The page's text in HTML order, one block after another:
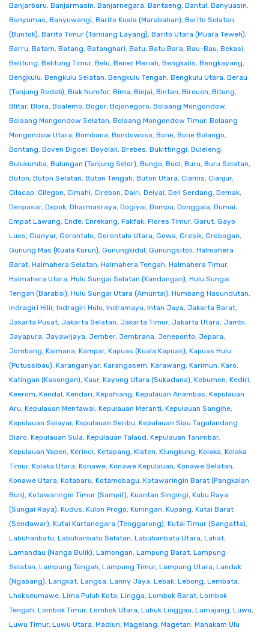
Banjarbaru, Banjarmasin, Banjarnegara, Bantaeng, Bantul, Banyuasin,
Banyumas, Banyuwangi, Barito Kuala (Marabahan), Barito Selatan
(Buntok), Barito Timur (Tamiang Layang), Barito Utara (Muara Teweh),
Barru, Batam, Batang, Batanghari, Batu, Batu Bara, Bau-Bau, Bekasi,
Belitung, Belitung Timur, Belu, Bener Meriah, Bengkalis, Bengkayang,
Bengkulu, Bengkulu Selatan, Bengkulu Tengah, Bengkulu Utara, Berau
(Tanjung Redeb), Biak Numfor, Bima, Binjai, Bintan, Bireuen, Bitung,
Blitar, Blora, Boalemo, Bogor, Bojonegoro, Bolaang Mongondow,
Bolaang Mongondow Selatan, Bolaang Mongondow Timur, Bolaang
Mongondow Utara, Bombana, Bondowoso, Bone, Bone Bolango,
Bontang, Boven Digoel, Boyolali, Brebes, Bukittinggi, Buleleng,
Bulukumba, Bulungan (Tanjung Selor), Bungo, Buol, Buru, Buru Selatan,
Buton, Buton Selatan, Buton Tengah, Buton Utara, Ciamis, Cianjur,
Cilacap, Cilegon, Cimahi, Cirebon, Dairi, Deiyai, Deli Serdang, Demak,
Denpasar, Depok, Dharmasraya, Dogiyai, Dompu, Donggala, Dumai,
Empat Lawang, Ende, Enrekang, Fakfak, Flores Timur, Garut, Gayo
Lues, Gianyar, Gorontalo, Gorontalo Utara, Gowa, Gresik, Grobogan,
Gunung Mas (Kuala Kurun), Gunungkidul, Gunungsitoli, Halmahera
Barat, Halmahera Selatan, Halmahera Tengah, Halmahera Timur,
Halmahera Utara, Hulu Sungai Selatan (Kandangan), Hulu Sungai
Tengah (Barabai), Hulu Sungai Utara (Amuntai), Humbang Hasundutan,
Indragiri Hilir, Indragiri Hulu, Indramayu, Intan Jaya, Jakarta Barat,
Jakarta Pusat, Jakarta Selatan, Jakarta Timur, Jakarta Utara, Jambi,
Jayapura, Jayawijaya, Jember, Jembrana, Jeneponto, Jepara,
Jombang, Kaimana, Kampar, Kapuas (Kuala Kapuas), Kapuas Hulu
(Putussibau), Karanganyar, Karangasem, Karawang, Karimun, Karo,
Katingan (Kasongan), Kaur, Kayong Utara (Sukadana), Kebumen, Kediri,
Keerom, Kendal, Kendari, Kepahiang, Kepulauan Anambas, Kepulauan
Aru, Kepulauan Mentawai, Kepulauan Meranti, Kepulauan Sangihe,
Kepulauan Selayar, Kepulauan Seribu, Kepulauan Siau Tagulandang
Biaro, Kepulauan Sula, Kepulauan Talaud, Kepulauan Tanimbar,
Kepulauan Yapen, Kerinci, Ketapang, Klaten, Klungkung, Kolaka, Kolaka
Timur, Kolaka Utara, Konawe, Konawe Kepulauan, Konawe Selatan,
Konawe Utara, Kotabaru, Kotamobagu, Kotawaringin Barat (Pangkalan
Bun), Kotawaringin Timur (Sampit), Kuantan Singingi, Kubu Raya
(Sungai Raya), Kudus, Kulon Progo, Kuningan, Kupang, Kutai Barat
(Sendawar), Kutai Kartanegara (Tenggarong), Kutai Timur (Sangatta),
Labuhanbatu, Labuhanbatu Selatan, Labuhanbatu Utara, Lahat,
Lamandau (Nanga Bulik), Lamongan, Lampung Barat, Lampung
Selatan, Lampung Tengah, Lampung Timur, Lampung Utara, Landak
(Ngabang), Langkat, Langsa, Lanny Jaya, Lebak, Lebong, Lembata,
Lhokseumawe, Lima Puluh Kota, Lingga, Lombok Barat, Lombok
Tengah, Lombok Timur, Lombok Utara, Lubuk Linggau, Lumajang, Luwu,
Luwu Timur, Luwu Utara, Madiun, Magelang, Magetan, Mahakam Ulu